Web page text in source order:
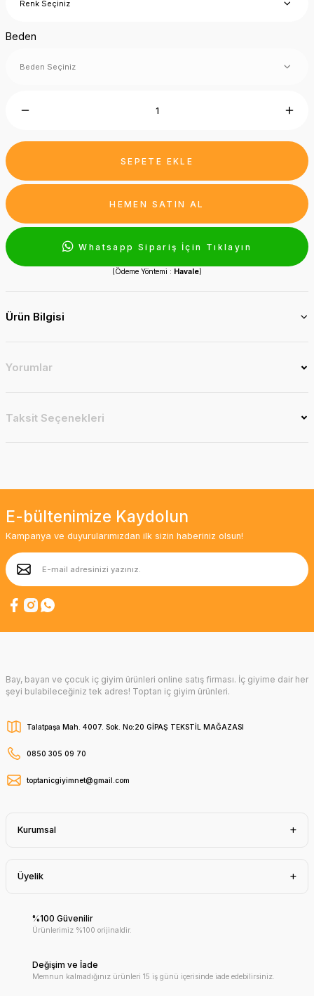
Beden
SEPETE EKLE
HEMEN SATIN AL
Whatsapp Sipariş İçin Tıklayın
(Ödeme Yöntemi : Havale)
Ürün Bilgisi
Yorumlar
Taksit Seçenekleri
E-bültenimize Kaydolun
Kampanya ve duyurularımızdan ilk sizin haberiniz olsun!
Bay, bayan ve çocuk iç giyim ürünleri online satış firması. İç giyime dair her
şeyi bulabileceğiniz tek adres! Toptan iç giyim ürünleri.
Talatpaşa Mah. 4007. Sok. No:20 GİPAŞ TEKSTİL MAĞAZASI
0850 305 09 70
toptanicgiyimnet@gmail.com
Kurumsal
Üyelik
%100 Güvenilir
Ürünlerimiz %100 orijinaldir.
Değişim ve İade
Memnun kalmadığınız ürünleri 15 iş günü içerisinde iade edebilirsiniz.